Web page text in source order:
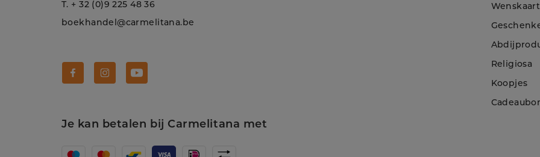
T. + 32 (0)9 225 48 36
boekhandel@carmelitana.be
Je kan betalen bij Carmelitana met
Religiosa
Koopjes